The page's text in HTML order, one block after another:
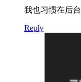
我也习惯在后
Reply